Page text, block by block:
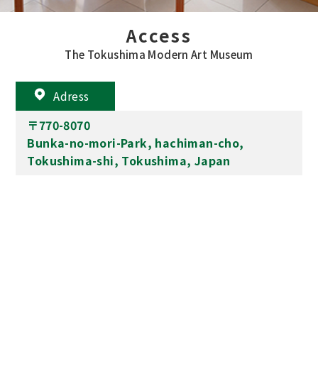
Access
The Tokushima Modern Art Museum
Adress
〒770-8070
Bunka-no-mori-Park, hachiman-cho,
Tokushima-shi, Tokushima, Japan